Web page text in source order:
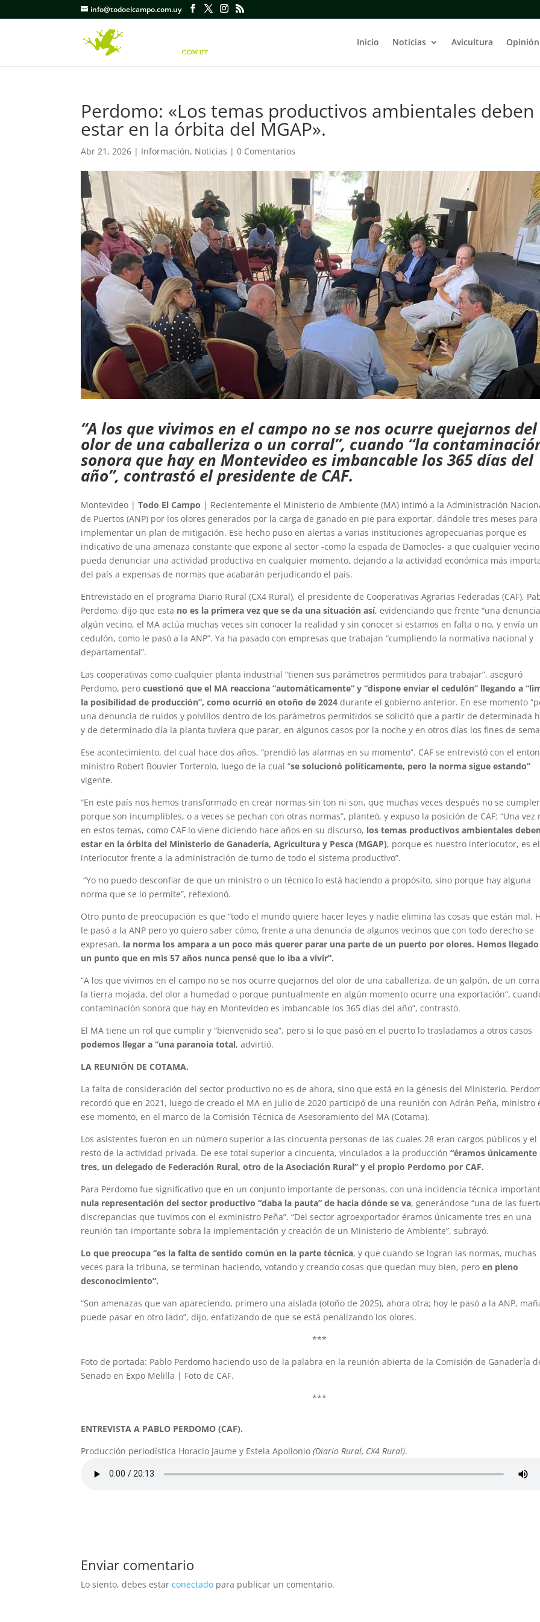
info@todoelcampo.com.uy
Inicio Noticias Avicultura Opinión
Perdomo: «Los temas productivos ambientales deben
estar en la órbita del MGAP».
Abr 21, 2026 | Información, Noticias |0 Comentarios
“A los que vivimos en el campo no se nos ocurre quejarnos del
olor de una caballeriza o un corral”, cuando “la
sonora que hay en Montevideo es imbancable los 365 días del
año”, contrastó el presidente de CAF.
Montevideo |Todo El Campo | Recientemente el Ministerio de Ambiente (MA) intimó a la Administración
de Puertos (ANP) por los olores generados por la carga de ganado en pie para exportar, dándole tres meses para
implementar un plan de mitigación. Ese hecho puso en alertas a varias instituciones agropecuarias porque es
indicativo de una amenaza constante que expone al sector -como la espada de Damocles- a que cualquier vecino
pueda denunciar una actividad productiva en cualquier momento, dejando a la actividad económica más
del país a expensas de normas que acabarán perjudicando el país.
Entrevistado en el programa Diario Rural (CX4 Rural), el presidente de Cooperativas Agrarias Federadas (CAF),
Perdomo, dijo que esta no es la primera vez que se da una situación así, evidenciando que frente “una
algún vecino, el MA actúa muchas veces sin conocer la realidad y sin conocer si estamos en falta o no, y envía un
cedulón, como le pasó a la ANP”. Ya ha pasado con empresas que trabajan “cumpliendo la normativa nacional y
departamental”.
Las cooperativas como cualquier planta industrial “tienen sus parámetros permitidos para trabajar”, aseguró
Perdomo, perocuestionó que el MA reacciona “automáticamente” y “dispone enviar el cedulón” llegando a
la posibilidad de producción”, como ocurrió en otoño de 2024 durante el gobierno anterior. En ese momento
una denuncia de ruidos y polvillos dentro de los parámetros permitidos se solicitó que a partir de determinada
y de determinado día la planta tuviera que parar, en algunos casos por la noche y en otros días los fines de
Ese acontecimiento, del cual hace dos años, “prendió las alarmas en su momento”. CAF se entrevistó con el
ministro Robert Bouvier Torterolo, luego de la cual “se solucionó políticamente, pero la norma sigue estando”
vigente.
“En este país nos hemos transformado en crear normas sin ton ni son, que muchas veces después no se
porque son incumplibles, o a veces se pechan con otras normas”, planteó, y expuso la posición de CAF: “Una vez
en estos temas, como CAF lo viene diciendo hace años en su discurso, los temas productivos ambientales
estar en la órbita del Ministerio de Ganadería, Agricultura y Pesca (MGAP), porque es nuestro interlocutor, es el
interlocutor frente a la administración de turno de todo el sistema productivo”.
“Yo no puedo desconfiar de que un ministro o un técnico lo está haciendo a propósito, sino porque hay alguna
norma que se lo permite”, reflexionó.
Otro punto de preocupación es que “todo el mundo quiere hacer leyes y nadie elimina las cosas que están mal.
le pasó a la ANP pero yo quiero saber cómo, frente a una denuncia de algunos vecinos que con todo derecho se
expresan, la norma los ampara a un poco más querer parar una parte de un puerto por olores. Hemos
un punto que en mis 57 años nunca pensé que lo iba a vivir”.
“A los que vivimos en el campo no se nos ocurre quejarnos del olor de una caballeriza, de un galpón, de un
la tierra mojada, del olor a humedad o porque puntualmente en algún momento ocurre una exportación”,
contaminación sonora que hay en Montevideo es imbancable los 365 días del año”, contrastó.
El MA tiene un rol que cumplir y “bienvenido sea”, pero si lo que pasó en el puerto lo trasladamos a otros casos
podemos llegar a “una paranoia total, advirtió.
LA REUNIÓN DE COTAMA.
La falta de consideración del sector productivo no es de ahora, sino que está en la génesis del Ministerio.
recordó que en 2021, luego de creado el MA en julio de 2020 participó de una reunión con Adrán Peña, ministro
ese momento, en el marco de la Comisión Técnica de Asesoramiento del MA (Cotama).
Los asistentes fueron en un número superior a las cincuenta personas de las cuales 28 eran cargos públicos y el
resto de la actividad privada. De ese total superior a cincuenta, vinculados a la producción“éramos únicamente
tres, un delegado de Federación Rural, otro de la Asociación Rural” y el propio Perdomo por CAF.
Para Perdomo fue significativo que en un conjunto importante de personas, con una incidencia técnica
nula representación del sector productivo “daba la pauta” de hacia dónde se va, generándose “una de las
discrepancias que tuvimos con el exministro Peña”. “Del sector agroexportador éramos únicamente tres en una
reunión tan importante sobra la implementación y creación de un Ministerio de Ambiente”, subrayó.
Lo que preocupa “es la falta de sentido común en la parte técnica, y que cuando se logran las normas, muchas
veces para la tribuna, se terminan haciendo, votando y creando cosas que quedan muy bien, peroen pleno
desconocimiento”.
“Son amenazas que van apareciendo, primero una aislada (otoño de 2025), ahora otra; hoy le pasó a la ANP,
puede pasar en otro lado”, dijo, enfatizando de que se está penalizando los olores.
***
Foto de portada: Pablo Perdomo haciendo uso de la palabra en la reunión abierta de la Comisión de Ganadería
Senado en Expo Melilla | Foto de CAF.
***
ENTREVISTA A PABLO PERDOMO (CAF).
Producción periodística Horacio Jaume y Estela Apollonio(Diario Rural, CX4 Rural).
Enviar comentario
Lo siento, debes estarconectado para publicar un comentario.